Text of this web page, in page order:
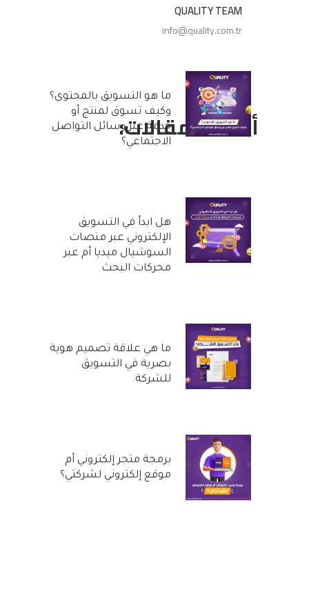
QUALITY TEAM
info@quality.com.tr
أحدث المقالات:
ما هو التسويق بالمحتوى؟
وكيف تسوق لمنتج أو
خدمة عبر وسائل التواصل
الاجتماعي؟
هل ابدأ في التسويق
الإلكتروني عبر منصات
السوشيال ميديا أم عبر
محركات البحث
ما هي علاقة تصميم هوية
بصرية في التسويق
للشركة
برمجة متجر إلكتروني أم
موقع إلكتروني لشركتي؟